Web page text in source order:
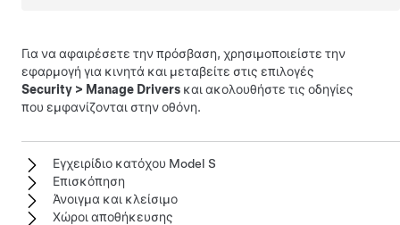
Για να αφαιρέσετε την πρόσβαση, χρησιμοποιείστε την
εφαρμογή για κινητά και μεταβείτε στις επιλογές
Security > Manage Drivers και ακολουθήστε τις οδηγίες
που εμφανίζονται στην οθόνη.
Εγχειρίδιο κατόχου Model S
Επισκόπηση
Άνοιγμα και κλείσιμο
Χώροι αποθήκευσης